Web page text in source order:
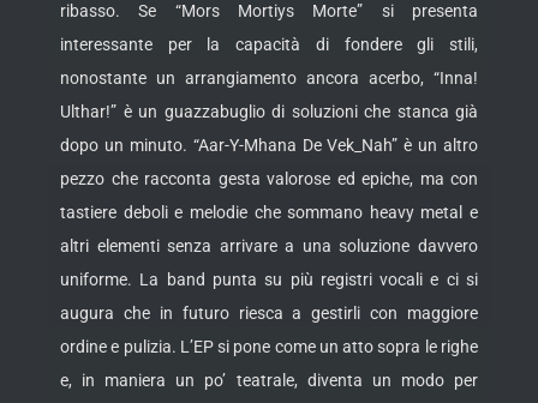
ribasso. Se “Mors Mortiys Morte” si presenta
interessante per la capacità di fondere gli stili,
nonostante un arrangiamento ancora acerbo, “Inna!
Ulthar!” è un guazzabuglio di soluzioni che stanca già
dopo un minuto. “Aar-Y-Mhana De Vek_Nah” è un altro
pezzo che racconta gesta valorose ed epiche, ma con
tastiere deboli e melodie che sommano heavy metal e
altri elementi senza arrivare a una soluzione davvero
uniforme. La band punta su più registri vocali e ci si
augura che in futuro riesca a gestirli con maggiore
ordine e pulizia. L’EP si pone come un atto sopra le righe
e, in maniera un po’ teatrale, diventa un modo per